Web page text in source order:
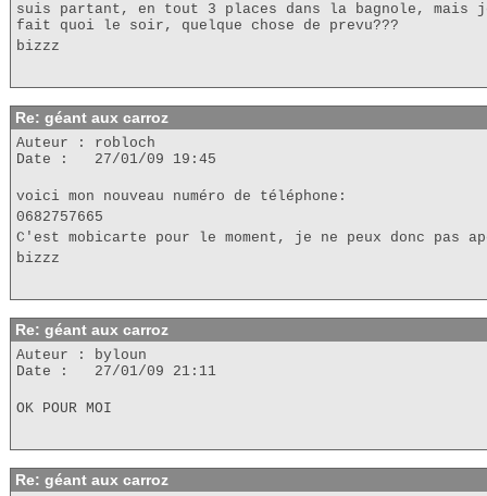
suis partant, en tout 3 places dans la bagnole, mais
fait quoi le soir, quelque chose de prevu???
bizzz
Re: géant aux carroz
Auteur : robloch
Date : 27/01/09 19:45
voici mon nouveau numéro de téléphone:
0682757665
C'est mobicarte pour le moment, je ne peux donc pas
bizzz
Re: géant aux carroz
Auteur : byloun
Date : 27/01/09 21:11
OK POUR MOI
Re: géant aux carroz